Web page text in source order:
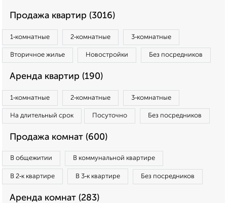
Продажа квартир (3016)
1‑комнатные 2‑комнатные 3‑комнатные
Вторичное жилье Новостройки Без посредников
Аренда квартир (190)
1‑комнатные 2‑комнатные 3‑комнатные
На длительный срок Посуточно Без посредников
Продажа комнат (600)
В общежитии В коммунальной квартире
В 2‑к квартире В 3‑к квартире Без посредников
Аренда комнат (283)